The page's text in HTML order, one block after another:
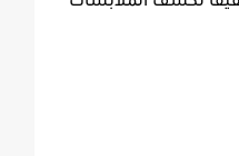
لكشف الملابسات